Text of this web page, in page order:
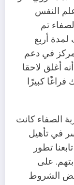
النفس
تم
أربع
في دعم
أغلق لاحقا
كبيرًا
الصفاء كانت
في تأهيل
تطور
على
الشروط